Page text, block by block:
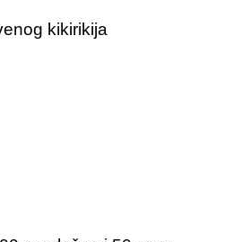
kikirikija